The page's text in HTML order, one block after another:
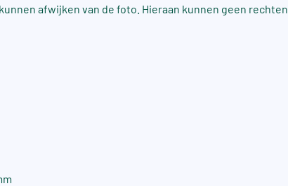
afwijken van de foto. Hieraan kunnen geen rechten